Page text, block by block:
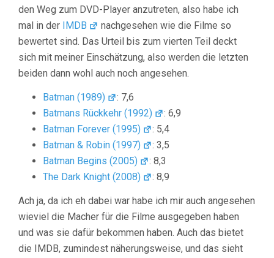
den Weg zum DVD-Player anzutreten, also habe ich
mal in der IMDB
nachgesehen wie die Filme so
bewertet sind. Das Urteil bis zum vierten Teil deckt
sich mit meiner Einschätzung, also werden die letzten
beiden dann wohl auch noch angesehen.
Batman (1989)
: 7,6
Batmans Rückkehr (1992)
: 6,9
Batman Forever (1995)
: 5,4
Batman & Robin (1997)
: 3,5
Batman Begins (2005)
: 8,3
The Dark Knight (2008)
: 8,9
Ach ja, da ich eh dabei war habe ich mir auch angesehen
wieviel die Macher für die Filme ausgegeben haben
und was sie dafür bekommen haben. Auch das bietet
die IMDB, zumindest näherungsweise, und das sieht